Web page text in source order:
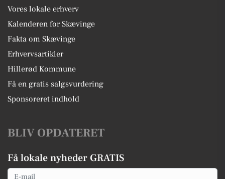
Vores lokale erhverv
Kalenderen for Skævinge
Fakta om Skævinge
Erhvervsartikler
Hillerød Kommune
Få en gratis salgsvurdering
Sponsoreret indhold
BLIV OPDATERET
Få lokale nyheder GRATIS
Email